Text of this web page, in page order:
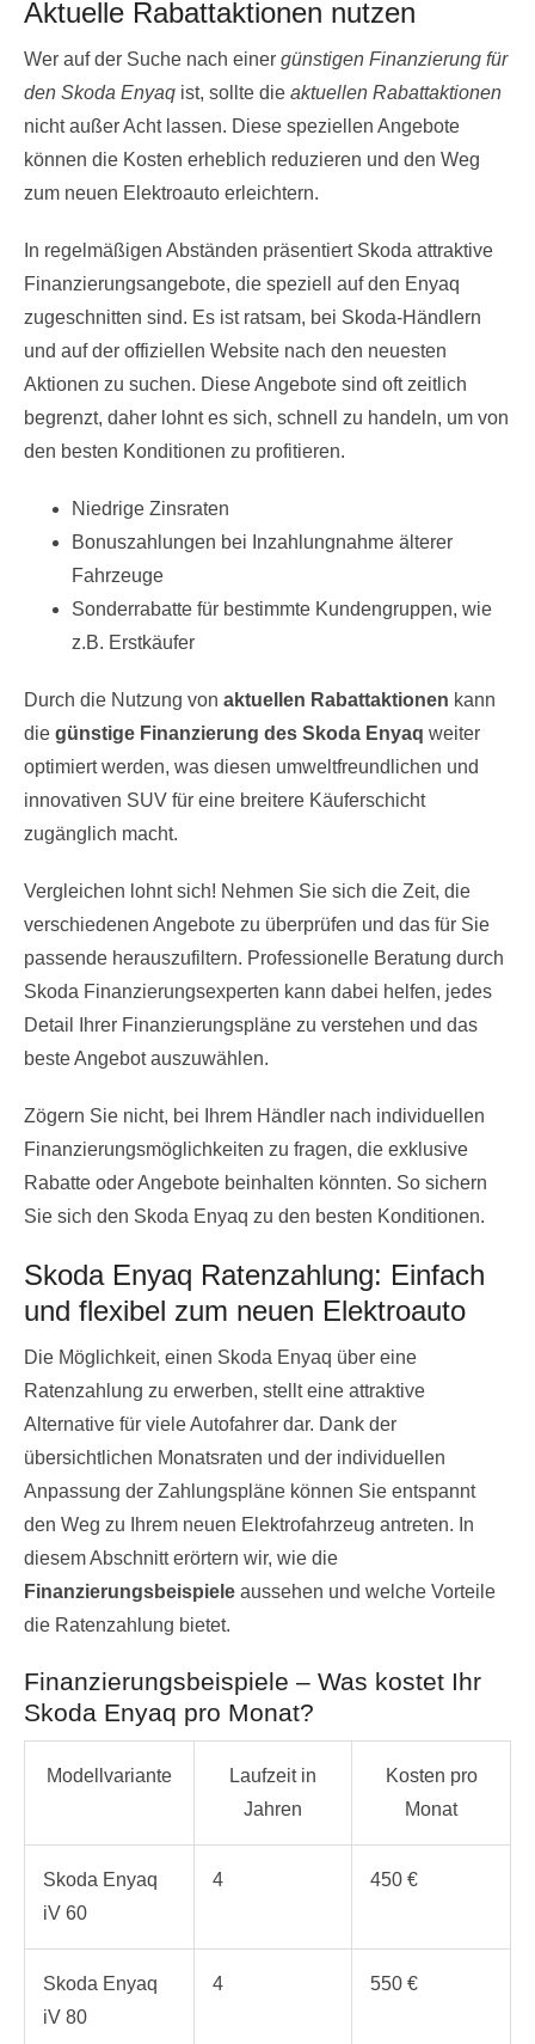
Aktuelle Rabattaktionen nutzen
Wer auf der Suche nach einer günstigen Finanzierung für
den Skoda Enyaq ist, sollte die aktuellen Rabattaktionen
nicht außer Acht lassen. Diese speziellen Angebote
können die Kosten erheblich reduzieren und den Weg
zum neuen Elektroauto erleichtern.
In regelmäßigen Abständen präsentiert Skoda attraktive
Finanzierungsangebote, die speziell auf den Enyaq
zugeschnitten sind. Es ist ratsam, bei Skoda-Händlern
und auf der offiziellen Website nach den neuesten
Aktionen zu suchen. Diese Angebote sind oft zeitlich
begrenzt, daher lohnt es sich, schnell zu handeln, um von
den besten Konditionen zu profitieren.
Niedrige Zinsraten
Bonuszahlungen bei Inzahlungnahme älterer
Fahrzeuge
Sonderrabatte für bestimmte Kundengruppen, wie
z.B. Erstkäufer
Durch die Nutzung von aktuellen Rabattaktionen kann
die günstige Finanzierung des Skoda Enyaq weiter
optimiert werden, was diesen umweltfreundlichen und
innovativen SUV für eine breitere Käuferschicht
zugänglich macht.
Vergleichen lohnt sich! Nehmen Sie sich die Zeit, die
verschiedenen Angebote zu überprüfen und das für Sie
passende herauszufiltern. Professionelle Beratung durch
Skoda Finanzierungsexperten kann dabei helfen, jedes
Detail Ihrer Finanzierungspläne zu verstehen und das
beste Angebot auszuwählen.
Zögern Sie nicht, bei Ihrem Händler nach individuellen
Finanzierungsmöglichkeiten zu fragen, die exklusive
Rabatte oder Angebote beinhalten könnten. So sichern
Sie sich den Skoda Enyaq zu den besten Konditionen.
Skoda Enyaq Ratenzahlung: Einfach
und flexibel zum neuen Elektroauto
Die Möglichkeit, einen Skoda Enyaq über eine
Ratenzahlung zu erwerben, stellt eine attraktive
Alternative für viele Autofahrer dar. Dank der
übersichtlichen Monatsraten und der individuellen
Anpassung der Zahlungspläne können Sie entspannt
den Weg zu Ihrem neuen Elektrofahrzeug antreten. In
diesem Abschnitt erörtern wir, wie die
Finanzierungsbeispiele aussehen und welche Vorteile
die Ratenzahlung bietet.
Finanzierungsbeispiele – Was kostet Ihr
Skoda Enyaq pro Monat?
Modellvariante
Laufzeit in
Jahren
Kosten pro
Monat
Skoda Enyaq
iV 60
4 450 €
Skoda Enyaq
iV 80
4 550 €